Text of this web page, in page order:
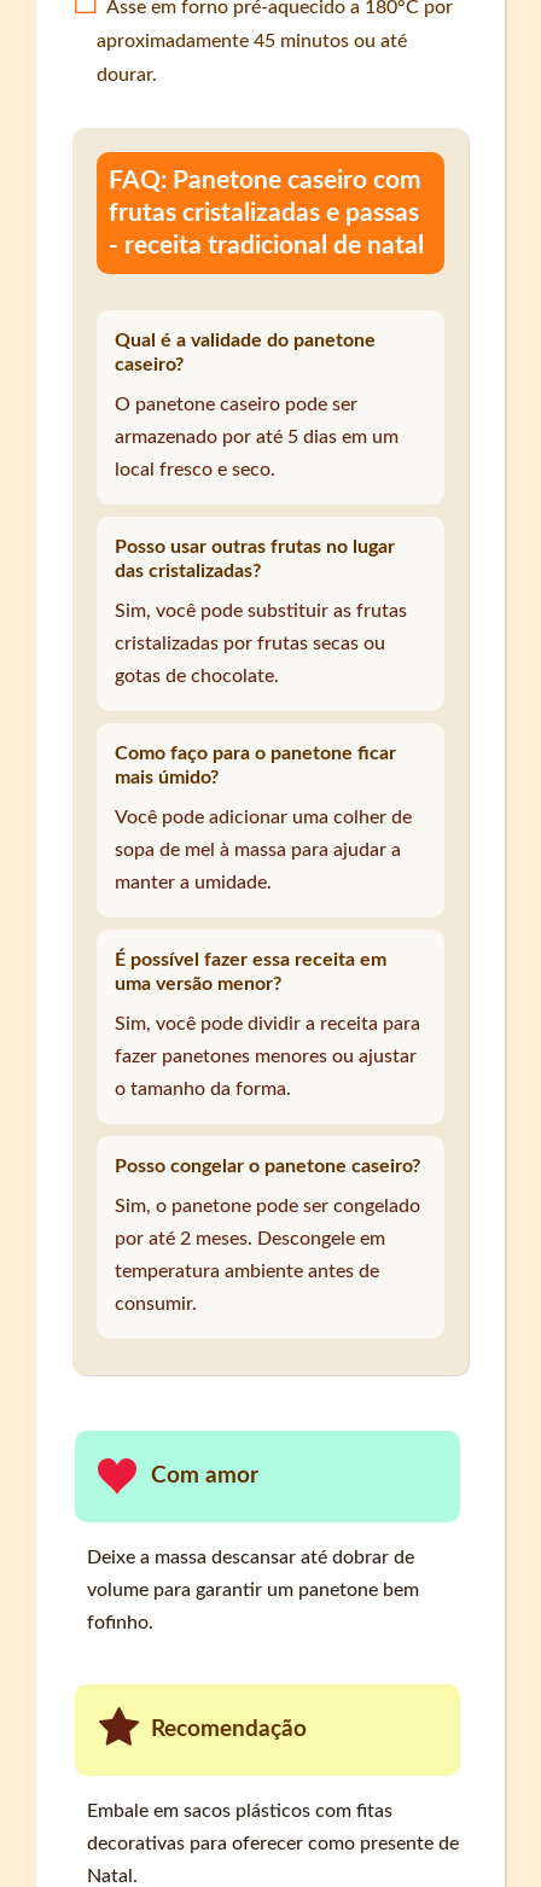
Asse em forno pré-aquecido a 180°C por
aproximadamente 45 minutos ou até
dourar.
FAQ: Panetone caseiro com
frutas cristalizadas e passas
- receita tradicional de natal
Qual é a validade do panetone
caseiro?
O panetone caseiro pode ser
armazenado por até 5 dias em um
local fresco e seco.
Posso usar outras frutas no lugar
das cristalizadas?
Sim, você pode substituir as frutas
cristalizadas por frutas secas ou
gotas de chocolate.
Como faço para o panetone ficar
mais úmido?
Você pode adicionar uma colher de
sopa de mel à massa para ajudar a
manter a umidade.
É possível fazer essa receita em
uma versão menor?
Sim, você pode dividir a receita para
fazer panetones menores ou ajustar
o tamanho da forma.
Posso congelar o panetone caseiro?
Sim, o panetone pode ser congelado
por até 2 meses. Descongele em
temperatura ambiente antes de
consumir.
Com amor
Deixe a massa descansar até dobrar de
volume para garantir um panetone bem
fofinho.
Recomendação
Embale em sacos plásticos com fitas
decorativas para oferecer como presente de
Natal.